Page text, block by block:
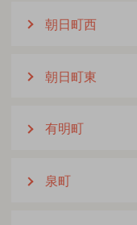
朝日町西
朝日町東
有明町
泉町